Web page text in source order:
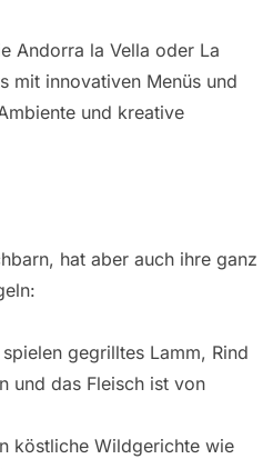
Andorra la Vella oder La
mit innovativen Menüs und
und kreative
hat aber auch ihre ganz
gegrilltes Lamm, Rind
und das Fleisch ist von
köstliche Wildgerichte wie